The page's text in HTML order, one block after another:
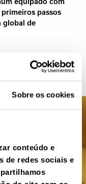
Sobre os cookies
conteúdo e
de redes sociais e
passos
global de